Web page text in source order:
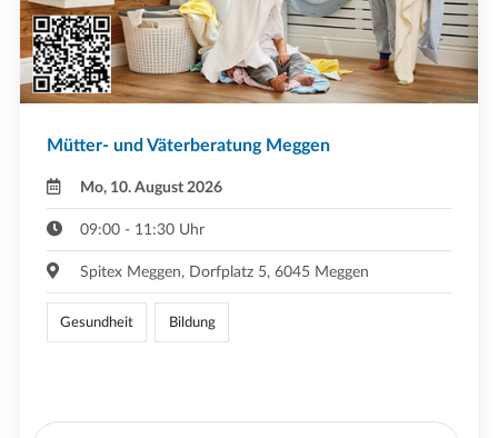
Mütter- und Väterberatung Meggen
Mo, 10. August 2026
09:00 - 11:30 Uhr
Spitex Meggen, Dorfplatz 5, 6045 Meggen
Gesundheit Bildung